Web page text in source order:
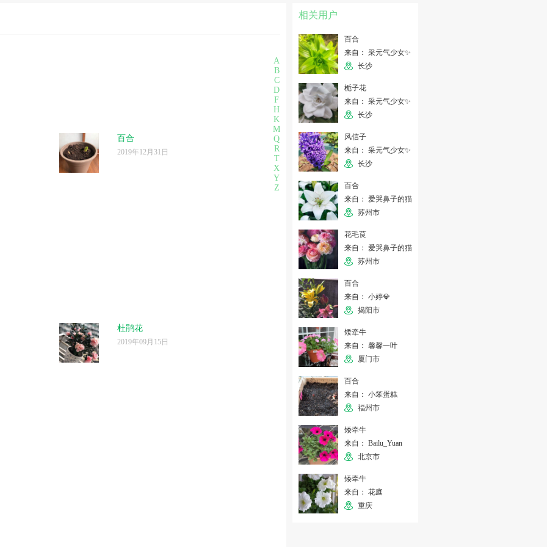
A
B
C
D
F
H
K
M
Q
R
T
X
Y
Z
百合
2019年12月31日
杜鹃花
2019年09月15日
相关用户
百合
来自： 采元气少女✨
长沙
栀子花
来自： 采元气少女✨
长沙
风信子
来自： 采元气少女✨
长沙
百合
来自： 爱哭鼻子的猫
苏州市
花毛茛
来自： 爱哭鼻子的猫
苏州市
百合
来自： 小婷💎
揭阳市
矮牵牛
来自： 馨馨一叶
厦门市
百合
来自： 小笨蛋糕
福州市
矮牵牛
来自： Bailu_Yuan
北京市
矮牵牛
来自： 花庭
重庆